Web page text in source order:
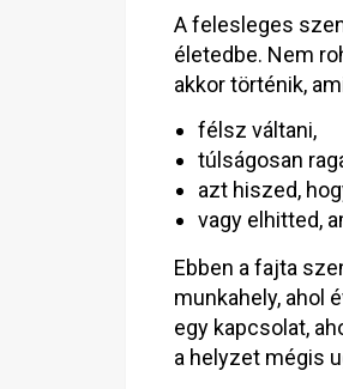
A felesleges
életedbe. Nem
akkor történik,
félsz váltani,
túlságosan
azt hiszed,
vagy elhitted,
Ebben a fajta
munkahely, ahol
egy kapcsolat,
a helyzet mégis